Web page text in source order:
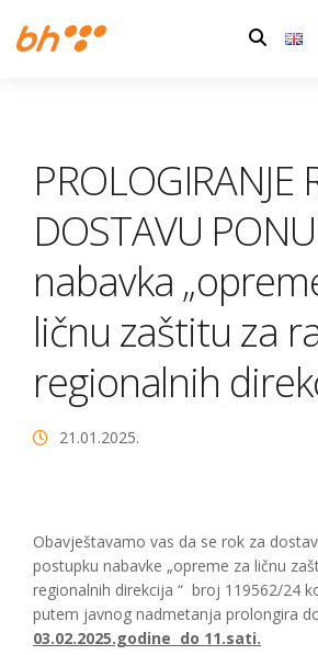
Pretraga:
PROLOGIRANJE
DOSTAVU
nabavka
ličnu zaštitu za
regionalnih
21.01.2025.
Obavještavamo vas da se rok za
postupku nabavke „opreme za ličnu
regionalnih direkcija “ broj 119562/24
putem javnog nadmetanja prolongira
03.02.2025.godine do 11.sati.